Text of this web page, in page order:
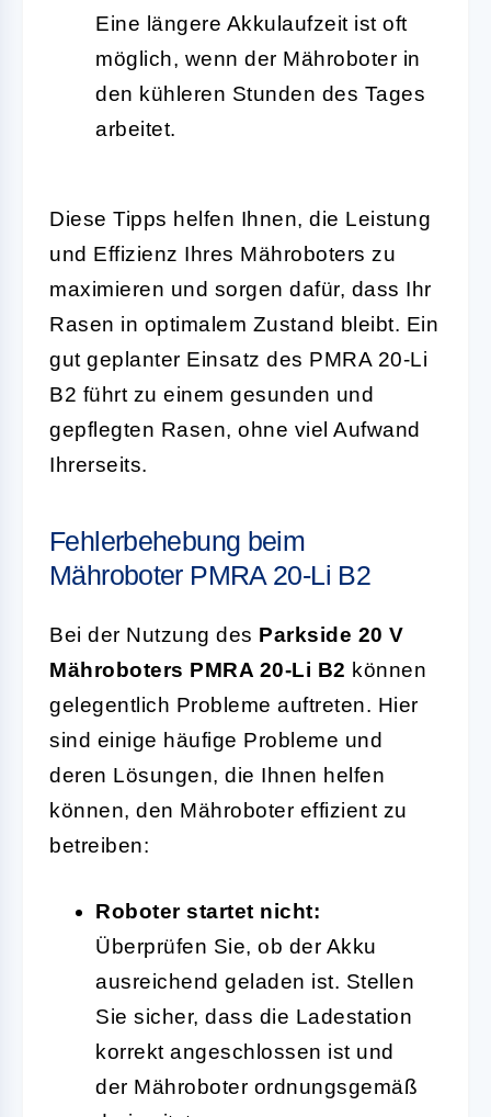
Eine längere Akkulaufzeit ist oft
möglich, wenn der Mähroboter in
den kühleren Stunden des Tages
arbeitet.
Diese Tipps helfen Ihnen, die Leistung
und Effizienz Ihres Mähroboters zu
maximieren und sorgen dafür, dass Ihr
Rasen in optimalem Zustand bleibt. Ein
gut geplanter Einsatz des PMRA 20-Li
B2 führt zu einem gesunden und
gepflegten Rasen, ohne viel Aufwand
Ihrerseits.
Fehlerbehebung beim
Mähroboter PMRA 20-Li B2
Bei der Nutzung des Parkside 20 V
Mähroboters PMRA 20-Li B2 können
gelegentlich Probleme auftreten. Hier
sind einige häufige Probleme und
deren Lösungen, die Ihnen helfen
können, den Mähroboter effizient zu
betreiben:
Roboter startet nicht:
Überprüfen Sie, ob der Akku
ausreichend geladen ist. Stellen
Sie sicher, dass die Ladestation
korrekt angeschlossen ist und
der Mähroboter ordnungsgemäß